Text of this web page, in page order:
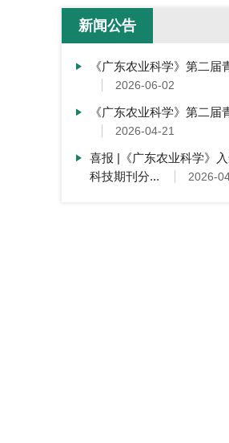
新闻公告
《广东农业科学》第二届
2026-06-02
《广东农业科学》第二届
2026-04-21
喜报 |《广东农业科学》
科技期刊分...
2026-